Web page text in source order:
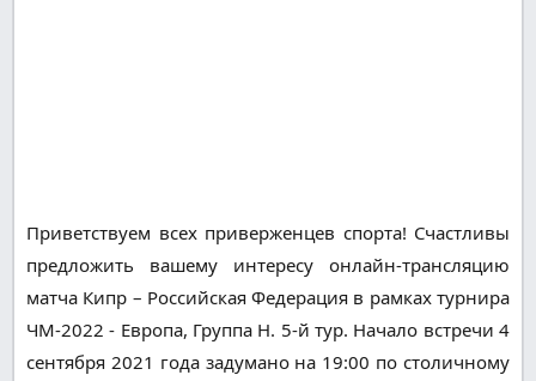
Приветствуем всех приверженцев спорта! Счастливы
предложить вашему интересу онлайн-трансляцию
матча Кипр – Российская Федерация в рамках турнира
ЧМ-2022 - Европа, Группа H. 5-й тур. Начало встречи 4
сентября 2021 года задумано на 19:00 по столичному